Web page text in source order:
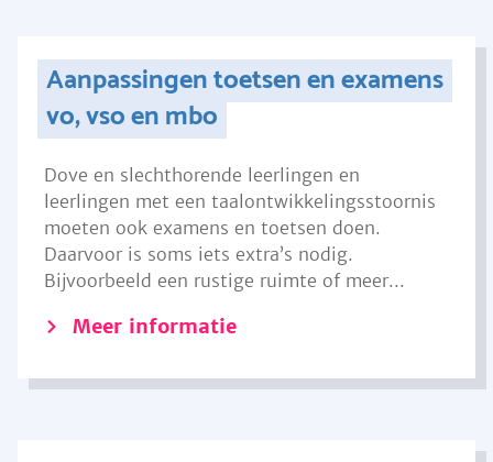
Aanpassingen toetsen en examens
vo, vso en mbo
Dove en slechthorende leerlingen en
leerlingen met een taalontwikkelingsstoornis
moeten ook examens en toetsen doen.
Daarvoor is soms iets extra’s nodig.
Bijvoorbeeld een rustige ruimte of meer...
Meer informatie